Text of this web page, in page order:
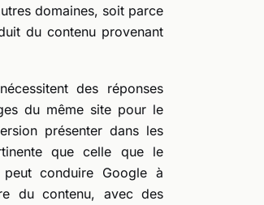
domaines, soit parce
du contenu provenant
des réponses
du même site pour le
présenter dans les
que celle que le
conduire Google à
du contenu, avec des